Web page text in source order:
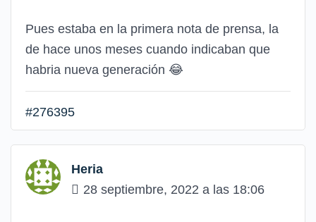
Pues estaba en la primera nota de prensa, la
de hace unos meses cuando indicaban que
habria nueva generación 😂
#276395
Heria
28 septiembre, 2022 a las 18:06